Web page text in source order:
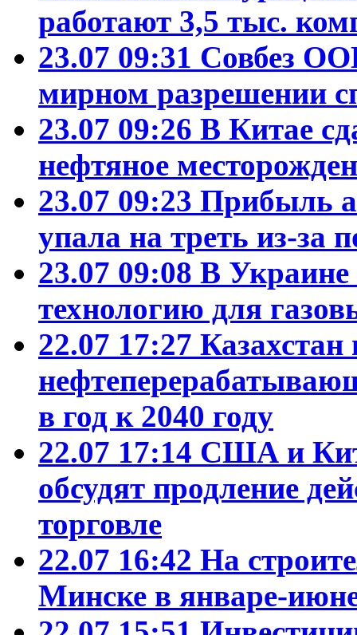
работают 3,5 тыс.
23.07 09:31 Совбез
мирном разрешении
23.07 09:26 В Китае
нефтяное
23.07 09:23 Прибыль
упала на треть из-за
23.07 09:08 В
технологию для
22.07 17:27 Казахстан
в год к 2040 году
22.07 17:14 США и
обсудят продление
торговле
22.07 16:42 На
Минске в январе-